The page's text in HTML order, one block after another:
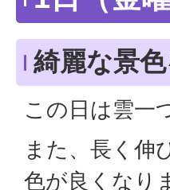
綺麗な景
この日は雲一
また、長く伸
色が良くなり